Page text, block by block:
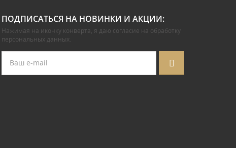
ПОДПИСАТЬСЯ НА НОВИНКИ И АКЦИИ:
Нажимая на иконку конверта, я даю согласие на обработку
персональных данных.